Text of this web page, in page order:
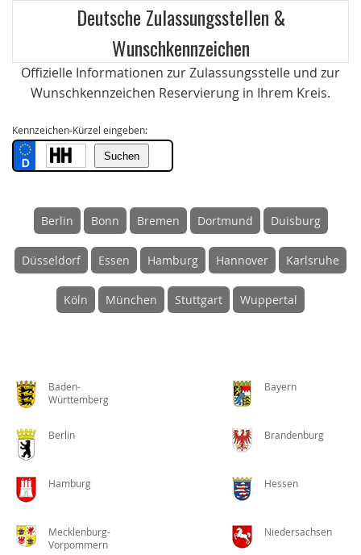
Deutsche Zulassungsstellen &
Wunschkennzeichen
Offizielle Informationen zur Zulassungsstelle und zur
Wunschkennzeichen Reservierung in Ihrem Kreis.
Kennzeichen-Kürzel eingeben:
Berlin Bonn Bremen Dortmund Duisburg
Düsseldorf Essen Hamburg Hannover Karlsruhe
Köln München Stuttgart Wuppertal
Baden-
Württemberg
Bayern
Berlin Brandenburg
Hamburg Hessen
Mecklenburg-
Vorpommern
Niedersachsen